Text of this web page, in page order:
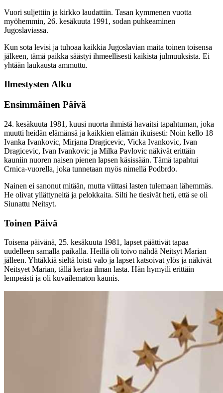
Vuori suljettiin ja kirkko laudattiin. Tasan kymmenen vuotta
myöhemmin, 26. kesäkuuta 1991, sodan puhkeaminen
Jugoslaviassa.
Kun sota levisi ja tuhoaa kaikkia Jugoslavian maita toinen toisensa
jälkeen, tämä paikka säästyi ihmeellisesti kaikista julmuuksista. Ei
yhtään laukausta ammuttu.
Ilmestysten Alku
Ensimmäinen Päivä
24. kesäkuuta 1981, kuusi nuorta ihmistä havaitsi tapahtuman, joka
muutti heidän elämänsä ja kaikkien elämän ikuisesti: Noin kello 18
Ivanka Ivankovic, Mirjana Dragicevic, Vicka Ivankovic, Ivan
Dragicevic, Ivan Ivankovic ja Milka Pavlovic näkivät erittäin
kauniin nuoren naisen pienen lapsen käsissään. Tämä tapahtui
Crnica-vuorella, joka tunnetaan myös nimellä Podbrdo.
Nainen ei sanonut mitään, mutta viittasi lasten tulemaan lähemmäs.
He olivat yllättyneitä ja pelokkaita. Silti he tiesivät heti, että se oli
Siunattu Neitsyt.
Toinen Päivä
Toisena päivänä, 25. kesäkuuta 1981, lapset päättivät tapaa
uudelleen samalla paikalla. Heillä oli toivo nähdä Neitsyt Marian
jälleen. Yhtäkkiä sieltä loisti valo ja lapset katsoivat ylös ja näkivät
Neitsyet Marian, tällä kertaa ilman lasta. Hän hymyili erittäin
lempeästi ja oli kuvailematon kaunis.